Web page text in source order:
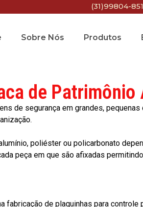
(31)99804-
Sobre Nós Produtos
de Patrimônio
de segurança em grandes,
poliéster ou policarbonato
peça em que são afixadas
fabricação de plaquinhas para controle